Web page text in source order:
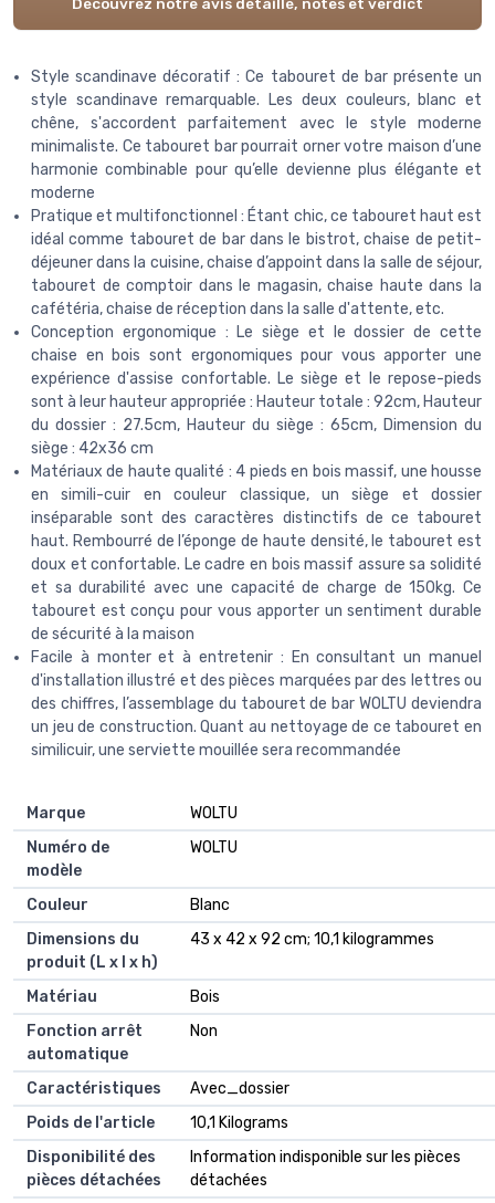
Style scandinave décoratif : Ce tabouret de bar présente un
style scandinave remarquable. Les deux couleurs, blanc et
chêne, s'accordent parfaitement avec le style moderne
minimaliste. Ce tabouret bar pourrait orner votre maison d’une
harmonie combinable pour qu’elle devienne plus élégante et
moderne
Pratique et multifonctionnel : Étant chic, ce tabouret haut est
idéal comme tabouret de bar dans le bistrot, chaise de petit-
déjeuner dans la cuisine, chaise d’appoint dans la salle de séjour,
tabouret de comptoir dans le magasin, chaise haute dans la
cafétéria, chaise de réception dans la salle d'attente, etc.
Conception ergonomique : Le siège et le dossier de cette
chaise en bois sont ergonomiques pour vous apporter une
expérience d'assise confortable. Le siège et le repose-pieds
sont à leur hauteur appropriée : Hauteur totale : 92cm, Hauteur
du dossier : 27.5cm, Hauteur du siège : 65cm, Dimension du
siège : 42x36 cm
Matériaux de haute qualité : 4 pieds en bois massif, une housse
en simili-cuir en couleur classique, un siège et dossier
inséparable sont des caractères distinctifs de ce tabouret
haut. Rembourré de l’éponge de haute densité, le tabouret est
doux et confortable. Le cadre en bois massif assure sa solidité
et sa durabilité avec une capacité de charge de 150kg. Ce
tabouret est conçu pour vous apporter un sentiment durable
de sécurité à la maison
Facile à monter et à entretenir : En consultant un manuel
d'installation illustré et des pièces marquées par des lettres ou
des chiffres, l’assemblage du tabouret de bar WOLTU deviendra
un jeu de construction. Quant au nettoyage de ce tabouret en
similicuir, une serviette mouillée sera recommandée
Marque
‎WOLTU
Numéro de
modèle
‎WOLTU
Couleur
‎Blanc
Dimensions du
produit (L x l x h)
‎43 x 42 x 92 cm; 10,1 kilogrammes
Matériau
‎Bois
Fonction arrêt
automatique
‎Non
Caractéristiques
‎Avec_dossier
Poids de l'article
‎10,1 Kilograms
Disponibilité des
pièces détachées
‎Information indisponible sur les pièces
détachées